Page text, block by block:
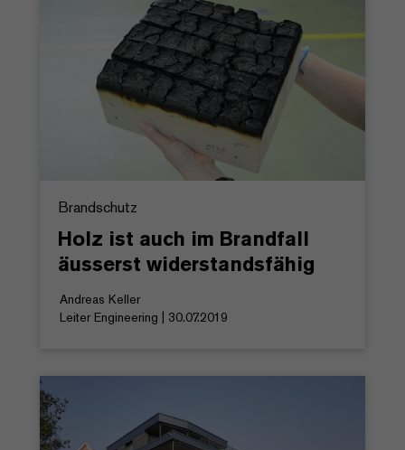
Brandschutz
Holz ist auch im Brandfall
äusserst widerstandsfähig
Andreas Keller
Leiter Engineering | 30.07.2019